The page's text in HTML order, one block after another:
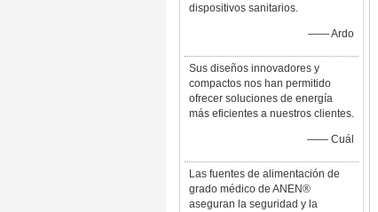
dispositivos sanitarios.
—— Ardo
Sus diseños innovadores y
compactos nos han permitido
ofrecer soluciones de energía
más eficientes a nuestros clientes.
—— Cuál
Las fuentes de alimentación de
grado médico de ANEN®
aseguran la seguridad y la